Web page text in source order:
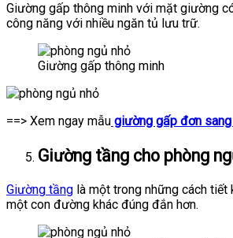
Giường gấp thông minh với mặt giường
công năng với nhiều ngăn tủ lưu trữ.
Giường gấp thông minh
==> Xem ngay mẫu giường gấp đơn
Giường tầng cho phòng
Giường tầng là một trong những cách
một con đường khác đúng đắn hơn.